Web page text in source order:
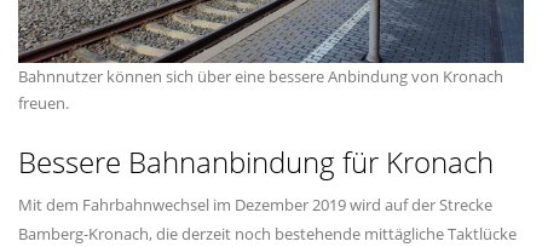
Bahnnutzer können sich über eine bessere Anbindung von Kronach
freuen.
Bessere Bahnanbindung für Kronach
Mit dem Fahrbahnwechsel im Dezember 2019 wird auf der Strecke
Bamberg-Kronach, die derzeit noch bestehende mittägliche Taktlücke